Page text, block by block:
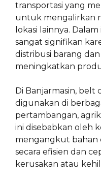
transportasi yang
untuk mengalirkan
lokasi lainnya.
sangat signifikan
distribusi barang
meningkatkan
Di Banjarmasin, belt
digunakan di
pertambangan,
ini disebabkan oleh
mengangkut bahan
secara efisien dan
kerusakan atau